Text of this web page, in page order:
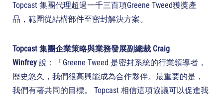
Topcast 集團代理超過一千三百項Greene Tweed獲獎產
品，範圍從結構部件至密封解決方案。
Topcast 集團企業策略與業務發展副總裁 Craig
Winfrey 說：「Greene Tweed 是密封系統的行業領導者，
歷史悠久，我們很高興能成為合作夥伴。最重要的是，
我們有著共同的目標。 Topcast 相信這項協議可以促進我